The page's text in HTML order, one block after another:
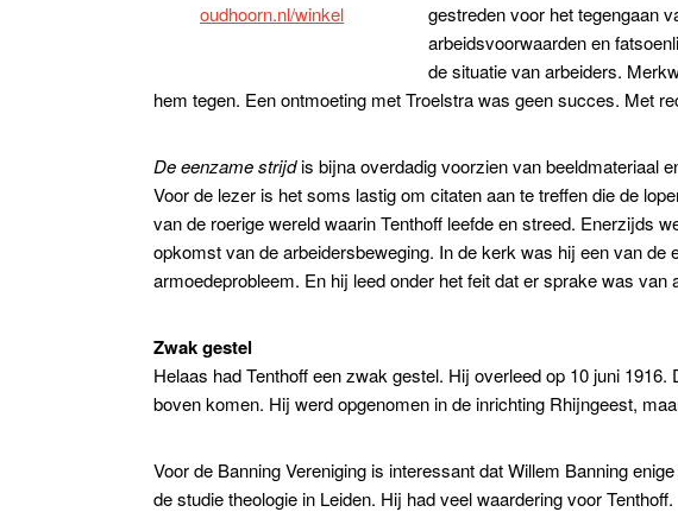
oudhoorn.nl/winkel
gestreden voor het tegengaan
arbeidsvoorwaarden en
de situatie van arbeiders.
hem tegen. Een ontmoeting met Troelstra was geen succes. Met
De eenzame strijdis bijna overdadig voorzien van beeldmateriaal
Voor de lezer is het soms lastig om citaten aan te treffen die de
van de roerige wereld waarin Tenthoff leefde en streed. Enerzijds
opkomst van de arbeidersbeweging. In de kerk was hij een van
armoedeprobleem. En hij leed onder het feit dat er sprake was
Zwak gestel
Helaas had Tenthoff een zwak gestel. Hij overleed op 10 juni
boven komen. Hij werd opgenomen in de inrichting Rhijngeest,
Voor de Banning Vereniging is interessant dat Willem Banning
de studie theologie in Leiden. Hij had veel waardering voor Tenthoff.